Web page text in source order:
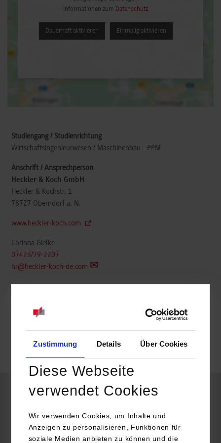
Zustimmung Details Über Cookies
Diese Webseite
verwendet Cookies
Wir verwenden Cookies, um Inhalte und
Anzeigen zu personalisieren, Funktionen für
soziale Medien anbieten zu können und die
Informationen zum Datenschutz
Dauerhaft aktivieren Einmalig aktivieren
Wirtschaftsingenieurwesen / Maschinenbau - PPM
Heckler & Koch GmbH
Heckler & Kochstr. 1
78727 Oberndorf a. N.
www.heckler-koch.com
Corinna Gielke
07423/79-2207
hr@heckler-koch-de.com
Heckler & Koch GmbH